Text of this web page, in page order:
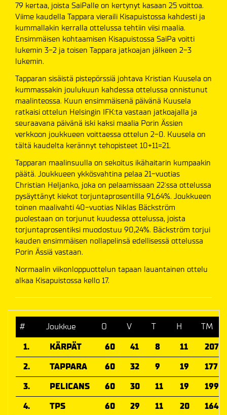
79 kertaa, joista SaiPalle on kertynyt kasaan 25 voittoa.
Viime kaudella Tappara vieraili Kisapuistossa kahdesti ja
kummallakin kerralla ottelussa tehtiin viisi maalia.
Ensimmäisen kohtaamisen Kisapuistossa SaiPa voitti
lukemin 3-2 ja toisen Tappara jatkoajan jälkeen 2-3
lukemin.
Tapparan sisäistä pistepörssiä johtava Kristian Kuusela on
kummassakin joulukuun kahdessa ottelussa onnistunut
maalinteossa. Kuun ensimmäisenä päivänä Kuusela
ratkaisi ottelun Helsingin IFK:ta vastaan jatkoajalla ja
seuraavana päivänä iski kaksi maalia Porin Ässien
verkkoon joukkueen voittaessa ottelun 2-0. Kuusela on
tältä kaudelta kerännyt tehopisteet 10+11=21.
Tapparan maalinsuulla on sekoitus ikähaitarin kumpaakin
päätä. Joukkueen ykkösvahtina pelaa 21-vuotias
Christian Heljanko, joka on pelaamissaan 22:ssa ottelussa
pysäyttänyt kiekot torjuntaprosentilla 91,64%. Joukkueen
toinen maalivahti 40-vuotias Niklas Bäckström
puolestaan on torjunut kuudessa ottelussa, joista
torjuntaprosentiksi muodostuu 90,24%. Bäckström torjui
kauden ensimmäisen nollapelinsä edellisessä ottelussa
Porin Ässiä vastaan.
Normaalin viikonloppuottelun tapaan lauantainen ottelu
alkaa Kisapuistossa kello 17.
# Joukkue O V T H
TM
1.
KÄRPÄT 60 41 8 11
207
2.
TAPPARA 60 32 9 19
177
3.
PELICANS 60 30 11 19
199
4.
TPS 60 29 11 20
164